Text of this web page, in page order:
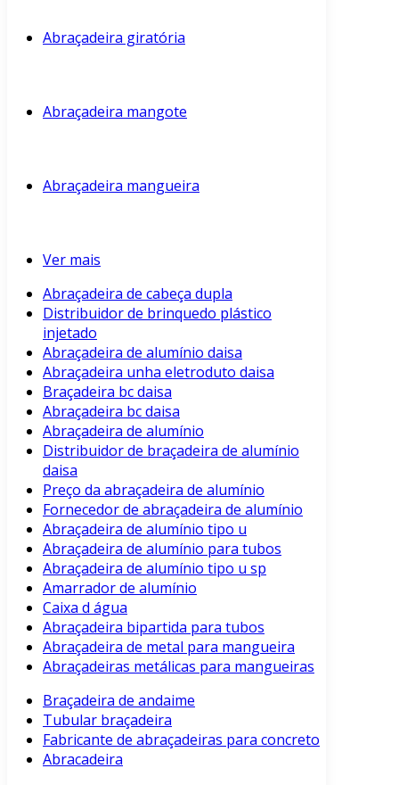
Abraçadeira giratória
Abraçadeira mangote
Abraçadeira mangueira
Ver mais
Abraçadeira de cabeça dupla
Distribuidor de brinquedo plástico
injetado
Abraçadeira de alumínio daisa
Abraçadeira unha eletroduto daisa
Braçadeira bc daisa
Abraçadeira bc daisa
Abraçadeira de alumínio
Distribuidor de braçadeira de alumínio
daisa
Preço da abraçadeira de alumínio
Fornecedor de abraçadeira de alumínio
Abraçadeira de alumínio tipo u
Abraçadeira de alumínio para tubos
Abraçadeira de alumínio tipo u sp
Amarrador de alumínio
Caixa d água
Abraçadeira bipartida para tubos
Abraçadeira de metal para mangueira
Abraçadeiras metálicas para mangueiras
Braçadeira de andaime
Tubular braçadeira
Fabricante de abraçadeiras para concreto
Abracadeira